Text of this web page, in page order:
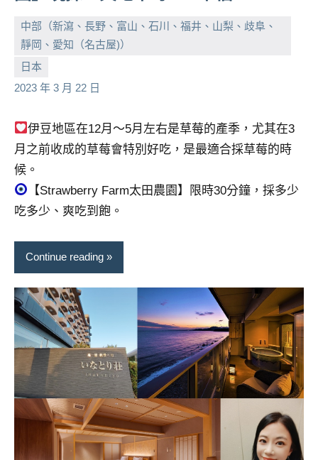
中部（新瀉、長野、富山、石川、福井、山梨、歧阜、
靜岡、愛知（名古屋)）
日本
2023 年 3 月 22 日
小
芳
No
comments
伊豆地區在12月～5月左右是草莓的產季，尤其在3
月之前收成的草莓會特別好吃，是最適合採草莓的時
候。
【Strawberry Farm太田農園】限時30分鐘，採多少
吃多少、爽吃到飽。
Continue reading